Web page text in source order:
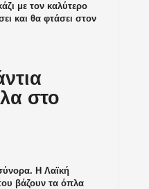
με τον καλύτερο
και θα φτάσει στον
στο
Η Λαϊκή
βάζουν τα όπλα